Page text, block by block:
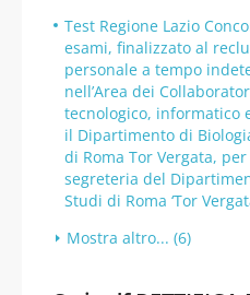
Test Regione Lazio
esami, finalizzato al
personale a tempo
nell’Area dei
tecnologico, informatico
il Dipartimento di
di Roma Tor Vergata,
segreteria del
Studi di Roma ‘Tor
Mostra altro... (6)